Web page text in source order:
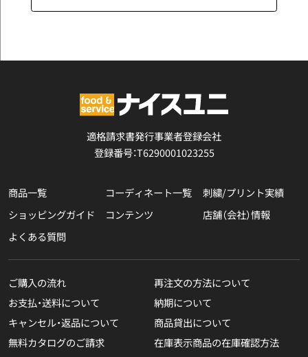
適格請求書発行事業者登録会社
登録番号：T6290001023255
商品一覧 コーディネート一覧
刺繍/プリント実績
ショッピングガイド
コンテンツ
店舗（会社）情報
よくある質問
ご購入の流れ
再注文の方法について
お支払・送料について
納期について
キャンセル・返品について
商品貸出について
無料カタログのご請求
在庫表示商品の在庫確認方法